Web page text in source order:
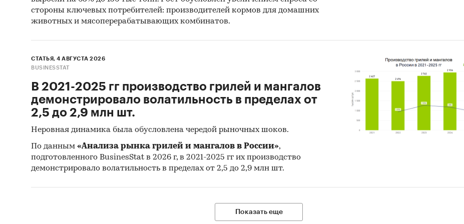
Министерство экономического развития
Информация, собранная BusinesStat:
показатели торговли автотранспортом
оценки экспертов машиностроительной отрасли
Категории:
Россия
Пожарные автомобили
стороны ключевых потребителей: производителей кормов для домашних
животных и мясоперерабатывающих комбинатов.
СТАТЬЯ, 4 АВГУСТА 2026
BUSINESSTAT
В 2021-2025 гг производство грилей и мангалов
демонстрировало волатильность в пределах от
2,5 до 2,9 млн шт.
Неровная динамика была обусловлена чередой рыночных шоков.
По данным «Анализа рынка грилей и мангалов в России»,
подготовленного BusinesStat в 2026 г, в 2021-2025 гг их производство
демонстрировало волатильность в пределах от 2,5 до 2,9 млн шт.
Показать еще